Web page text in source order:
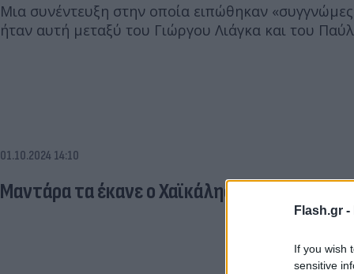
Flash.gr -
If you wish
sensitive
Μια συνέντευξη στην οποία ειπώθηκαν
ήταν αυτή μεταξύ του Γιώργου Λιάγκα και του
01.10.2024 14:10
Μαντάρα τα έκανε ο Χαϊκάλης για το #Metoo